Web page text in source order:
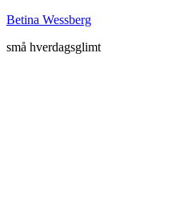
Betina Wessberg
små hverdagsglimt